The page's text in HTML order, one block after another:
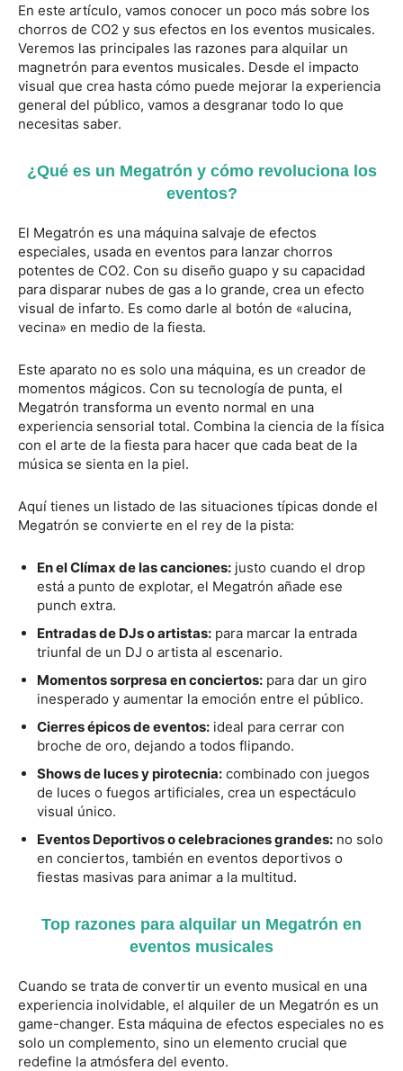
En este artículo, vamos conocer un poco más sobre los
chorros de CO2 y sus efectos en los eventos musicales.
Veremos las principales las razones para alquilar un
magnetrón para eventos musicales. Desde el impacto
visual que crea hasta cómo puede mejorar la experiencia
general del público, vamos a desgranar todo lo que
necesitas saber.
¿Qué es un Megatrón y cómo revoluciona los
eventos?
El Megatrón es una máquina salvaje de efectos
especiales, usada en eventos para lanzar chorros
potentes de CO2. Con su diseño guapo y su capacidad
para disparar nubes de gas a lo grande, crea un efecto
visual de infarto. Es como darle al botón de «alucina,
vecina» en medio de la fiesta.
Este aparato no es solo una máquina, es un creador de
momentos mágicos. Con su tecnología de punta, el
Megatrón transforma un evento normal en una
experiencia sensorial total. Combina la ciencia de la física
con el arte de la fiesta para hacer que cada beat de la
música se sienta en la piel.
Aquí tienes un listado de las situaciones típicas donde el
Megatrón se convierte en el rey de la pista:
En el Clímax de las canciones: justo cuando el drop
está a punto de explotar, el Megatrón añade ese
punch extra.
Entradas de DJs o artistas: para marcar la entrada
triunfal de un DJ o artista al escenario.
Momentos sorpresa en conciertos: para dar un giro
inesperado y aumentar la emoción entre el público.
Cierres épicos de eventos: ideal para cerrar con
broche de oro, dejando a todos flipando.
Shows de luces y pirotecnia: combinado con juegos
de luces o fuegos artificiales, crea un espectáculo
visual único.
Eventos Deportivos o celebraciones grandes: no solo
en conciertos, también en eventos deportivos o
fiestas masivas para animar a la multitud.
Top razones para alquilar un Megatrón en
eventos musicales
Cuando se trata de convertir un evento musical en una
experiencia inolvidable, el alquiler de un Megatrón es un
game-changer. Esta máquina de efectos especiales no es
solo un complemento, sino un elemento crucial que
redefine la atmósfera del evento.